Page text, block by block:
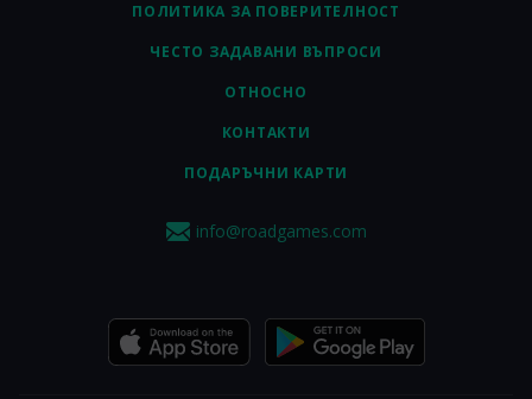
ПОЛИТИКА ЗА ПОВЕРИТЕЛНОСТ
ЧЕСТО ЗАДАВАНИ ВЪПРОСИ
ОТНОСНО
КОНТАКТИ
ПОДАРЪЧНИ КАРТИ
info@roadgames.com